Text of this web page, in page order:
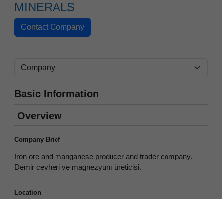
MINERALS
Basic Information
Overview
Company Brief
Iron ore and manganese producer and trader company.
Demir cevheri ve magnezyum üreticisi.
Location